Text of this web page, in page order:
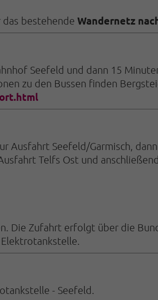
bestehende Wandernetz
Seefeld und dann 15
zu den Bussen finden
Ausfahrt Seefeld/Garmisch,
Telfs Ost und
Die Zufahrt erfolgt über die
- Seefeld.